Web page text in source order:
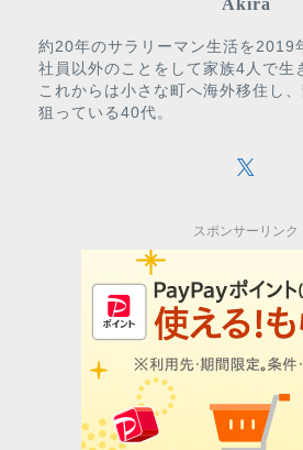
Akira
約20年のサラリーマン生活を2019
社員以外のことをして家族4人で生
これからは小さな町へ海外移住し
狙っている40代。
スポンサーリンク